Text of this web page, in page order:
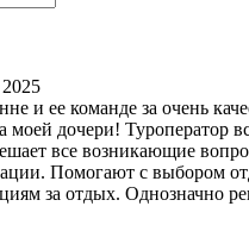
и ее команде за очень
моей дочери! Туроператор
все возникающие
Помогают с выбором
за отдых. Однозначно